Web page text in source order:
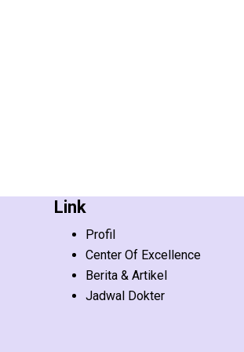
Link
Profil
Center Of Excellence
Berita & Artikel
Jadwal Dokter